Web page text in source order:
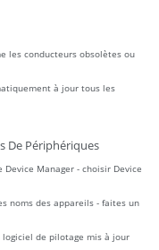
les conducteurs obsolètes ou
à jour tous les
De Périphériques
Manager - choisir Device
noms des appareils - faites un
de pilotage mis à jour